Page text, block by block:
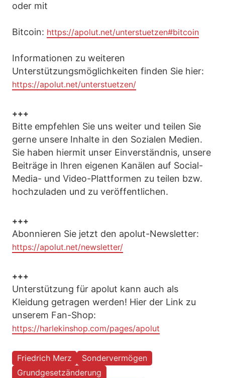
oder mit
Bitcoin: https://apolut.net/unterstuetzen#bitcoin
Informationen zu weiteren
Unterstützungsmöglichkeiten finden Sie hier:
https://apolut.net/unterstuetzen/
+++
Bitte empfehlen Sie uns weiter und teilen Sie
gerne unsere Inhalte in den Sozialen Medien.
Sie haben hiermit unser Einverständnis, unsere
Beiträge in Ihren eigenen Kanälen auf Social-
Media- und Video-Plattformen zu teilen bzw.
hochzuladen und zu veröffentlichen.
+++
Abonnieren Sie jetzt den apolut-Newsletter:
https://apolut.net/newsletter/
+++
Unterstützung für apolut kann auch als
Kleidung getragen werden! Hier der Link zu
unserem Fan-Shop:
https://harlekinshop.com/pages/apolut
Friedrich Merz
Sondervermögen
Grundgesetzänderung